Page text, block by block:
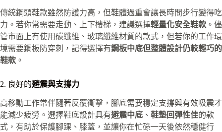
傳統鋼頭鞋款雖然防護力高，但鞋體過重會讓長時間步行變得吃
力。若你常需要走動、上下樓梯，建議選擇輕量化安全鞋款 。儘
管市面上有使用碳纖維、玻璃纖維材質的款式，但若你的工作環
境需要鋼板防穿刺，記得選擇有鋼板中底但整體設計仍較輕巧的
鞋款 。
2. 良好的避震與支撐力
高移動工作常伴隨著反覆衝擊，腳底需要穩定支撐與有效吸震才
能減少疲勞。選擇鞋底設計具有避震中底 、 鞋墊回彈性佳的款
式，有助於保護腳踝、膝蓋，並讓你在忙碌一天後依然穩健行